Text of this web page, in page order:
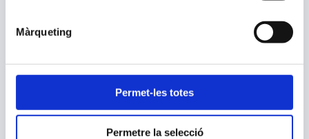
Màrqueting
Permet-les totes
Permetre la selecció
aixecant un nou país sobre les